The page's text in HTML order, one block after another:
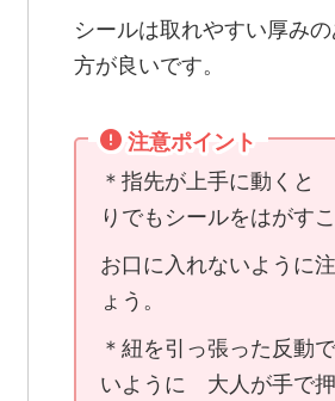
シールは取れやすい厚み
方が良いです。
注意ポイント
＊指先が上手に動くと
りでもシールをはがす
お口に入れないように
ょう。
＊紐を引っ張った反動
いように 大人が手で